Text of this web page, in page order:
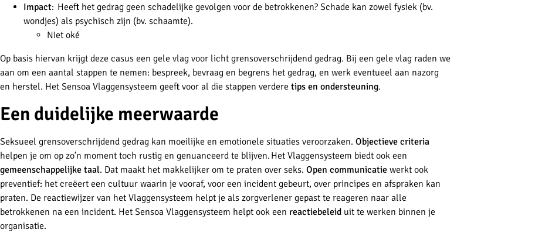
Impact: Heeft het gedrag geen schadelijke gevolgen voor de betrokkenen? Schade kan zowel fysiek (bv.
wondjes) als psychisch zijn (bv. schaamte).
Niet oké
Op basis hiervan krijgt deze casus een gele vlag voor licht grensoverschrijdend gedrag. Bij een gele vlag raden we
aan om een aantal stappen te nemen: bespreek, bevraag en begrens het gedrag, en werk eventueel aan nazorg
en herstel. Het Sensoa Vlaggensysteem geeft voor al die stappen verdere tips en ondersteuning.
Een duidelijke meerwaarde
Seksueel grensoverschrijdend gedrag kan moeilijke en emotionele situaties veroorzaken. Objectieve criteria
helpen je om op zo’n moment toch rustig en genuanceerd te blijven. Het Vlaggensysteem biedt ook een
gemeenschappelijke taal. Dat maakt het makkelijker om te praten over seks. Open communicatie werkt ook
preventief: het creëert een cultuur waarin je vooraf, voor een incident gebeurt, over principes en afspraken kan
praten. De reactiewijzer van het Vlaggensysteem helpt je als zorgverlener gepast te reageren naar alle
betrokkenen na een incident. Het Sensoa Vlaggensysteem helpt ook een reactiebeleid uit te werken binnen je
organisatie.